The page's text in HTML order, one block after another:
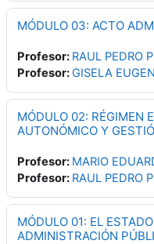
MÓDULO 03: ACTO
Profesor: RAUL PEDRO
Profesor:GISELA
MÓDULO 02: RÉGIMEN
AUTONÓMICO Y
Profesor: MARIO
Profesor: RAUL PEDRO
MÓDULO 01: EL
ADMINISTRACIÓN